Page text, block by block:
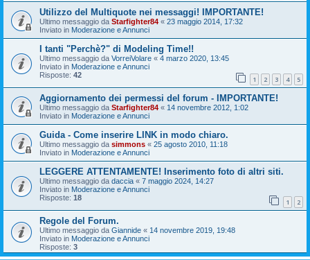
Utilizzo del Multiquote nei messaggi! IMPORTANTE!
Ultimo messaggio da Starfighter84 « 23 maggio 2014, 17:32
Inviato in Moderazione e Annunci
I tanti "Perchè?" di Modeling Time!!
Ultimo messaggio da VorreiVolare « 4 marzo 2020, 13:45
Inviato in Moderazione e Annunci
Risposte: 42 1 2 3 4 5
Aggiornamento dei permessi del forum - IMPORTANTE!
Ultimo messaggio da Starfighter84 « 14 novembre 2012, 1:02
Inviato in Moderazione e Annunci
Guida - Come inserire LINK in modo chiaro.
Ultimo messaggio da simmons « 25 agosto 2010, 11:18
Inviato in Moderazione e Annunci
LEGGERE ATTENTAMENTE! Inserimento foto di altri siti.
Ultimo messaggio da daccia « 7 maggio 2024, 14:27
Inviato in Moderazione e Annunci
Risposte: 18 1 2
Regole del Forum.
Ultimo messaggio da Giannide « 14 novembre 2019, 19:48
Inviato in Moderazione e Annunci
Risposte: 3